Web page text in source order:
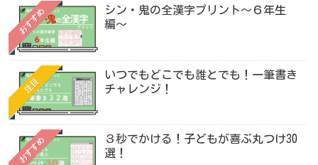
おすすめ
シン・鬼の全漢字プリント〜６年生
編〜
注目
いつでもどこでも誰とでも！一筆書き
チャレンジ！
おすすめ
３秒でかける！子どもが喜ぶ丸つけ30
選！